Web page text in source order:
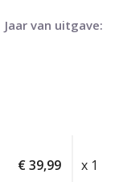
van uitgave:
€ 39,99 x 1